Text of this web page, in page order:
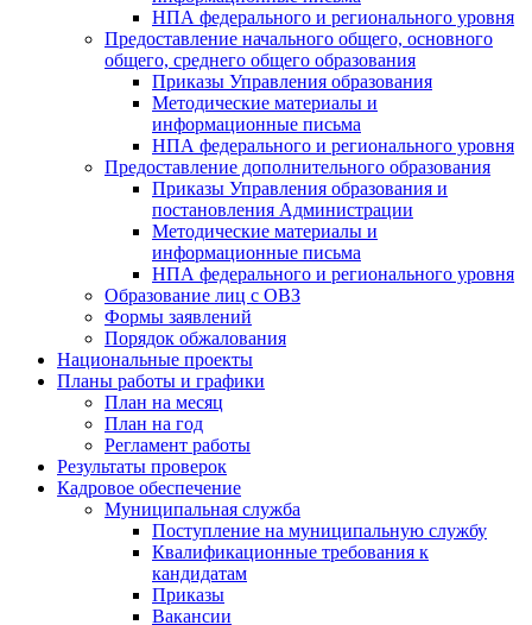
НПА федерального и регионального уровня
Предоставление начального общего, основного
общего, среднего общего образования
Приказы Управления образования
Методические материалы и
информационные письма
НПА федерального и регионального уровня
Предоставление дополнительного образования
Приказы Управления образования и
постановления Администрации
Методические материалы и
информационные письма
НПА федерального и регионального уровня
Образование лиц с ОВЗ
Формы заявлений
Порядок обжалования
Национальные проекты
Планы работы и графики
План на месяц
План на год
Регламент работы
Результаты проверок
Кадровое обеспечение
Муниципальная служба
Поступление на муниципальную службу
Квалификационные требования к
кандидатам
Приказы
Вакансии